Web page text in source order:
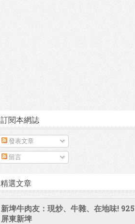
訂閱本網誌
發表文章
留言
精選文章
新埤牛肉友：現炒、牛雜、在地味! 925
屏東新埤